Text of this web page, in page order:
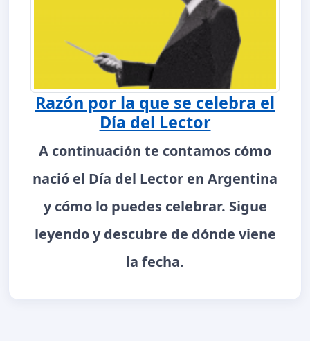
Razón por la que se celebra el
Día del Lector
A continuación te contamos cómo
nació el Día del Lector en Argentina
y cómo lo puedes celebrar. Sigue
leyendo y descubre de dónde viene
la fecha.